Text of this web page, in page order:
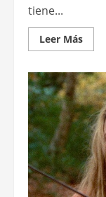
tiene...
Leer MásLeer
más
de